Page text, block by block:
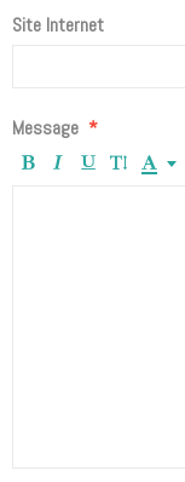
Site Internet
Message